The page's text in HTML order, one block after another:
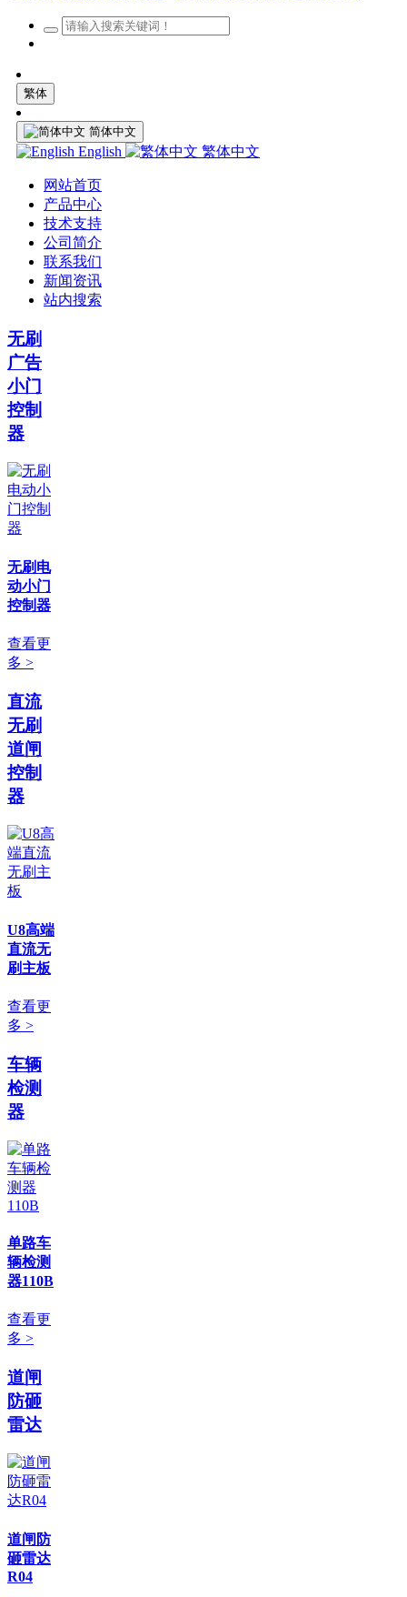
繁体
简体中文
English 繁体中文
网站首页
产品中心
技术支持
公司简介
联系我们
新闻资讯
站内搜索
无刷
广告
小门
控制
器
无刷电
动小门
控制器
查看更
多 >
直流
无刷
道闸
控制
器
U8高端
直流无
刷主板
查看更
多 >
车辆
检测
器
单路车
辆检测
器110B
查看更
多 >
道闸
防砸
雷达
道闸防
砸雷达
R04